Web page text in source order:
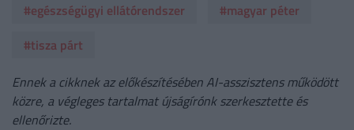
#egészségügyi ellátórendszer
#magyar péter
#tisza párt
Ennek a cikknek az előkészítésében AI-asszisztens működött
közre, a végleges tartalmat újságírónk szerkesztette és
ellenőrizte.